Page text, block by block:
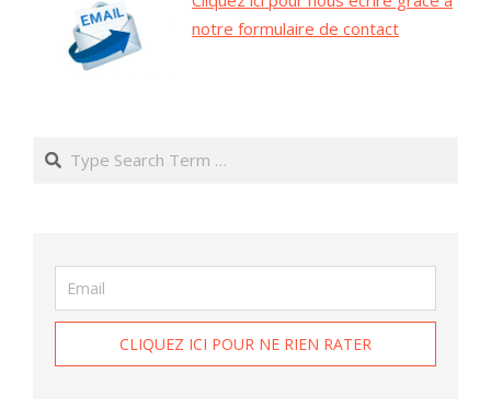
notre formulaire de contact
Search